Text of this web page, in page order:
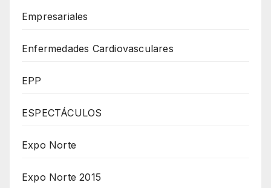
Empresariales
Enfermedades Cardiovasculares
EPP
ESPECTÁCULOS
Expo Norte
Expo Norte 2015